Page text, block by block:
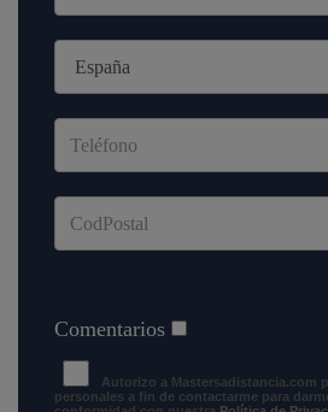
Comentarios
Autorizo a Mastersadistancia.com
personales a fin de contactarme para